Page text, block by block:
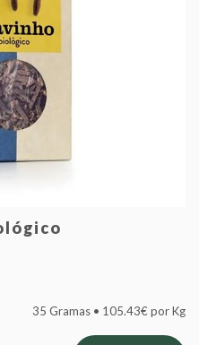
35 Gramas • 105.43€ por Kg